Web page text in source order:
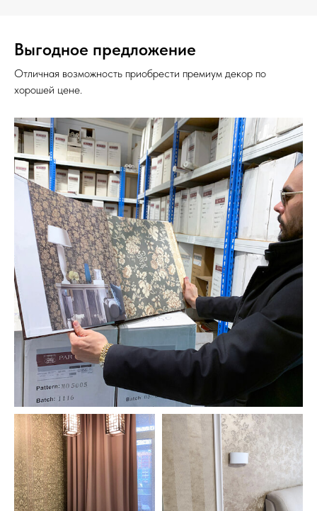
Выгодное предложение
Отличная возможность приобрести премиум декор по
хорошей цене.